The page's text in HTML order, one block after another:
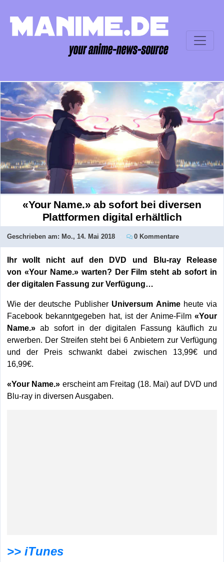
«Your Name.» ab sofort bei diversen
Plattformen digital erhältlich
Geschrieben am: Mo., 14. Mai 2018 0 Kommentare
Ihr wollt nicht auf den DVD und Blu-ray Release
von «Your Name.» warten? Der Film steht ab sofort in
der digitalen Fassung zur Verfügung…
Wie der deutsche Publisher Universum Animeheute via
Facebook bekanntgegeben hat, ist der Anime-Film«Your
Name.»ab sofort in der digitalen Fassung käuflich zu
erwerben. Der Streifen steht bei 6 Anbietern zur Verfügung
und der Preis schwankt dabei zwischen 13,99€ und
16,99€.
«Your Name.» erscheint am Freitag (18. Mai) auf DVD und
Blu-ray in diversen Ausgaben.
>> iTunes